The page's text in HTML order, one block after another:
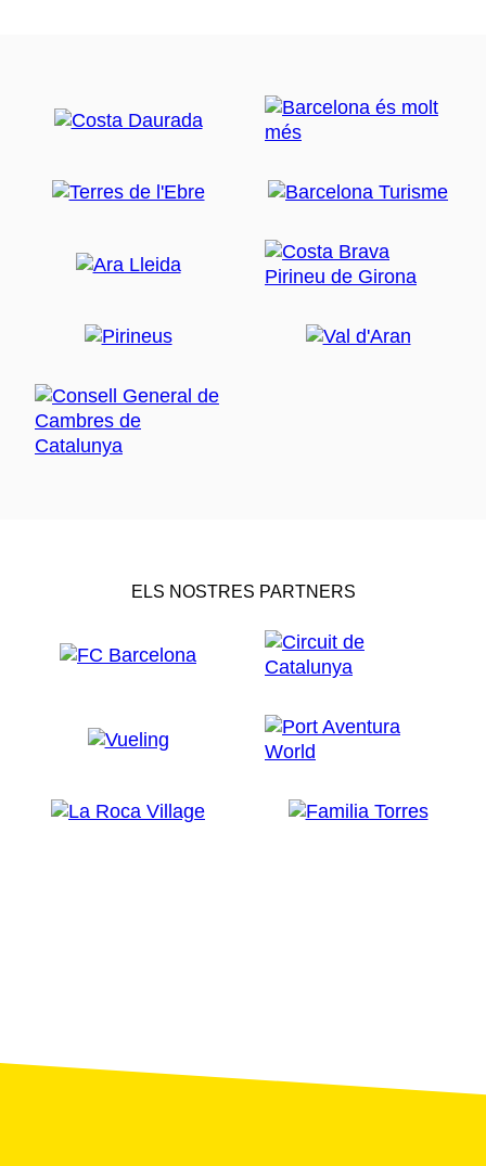
ELS NOSTRES PARTNERS